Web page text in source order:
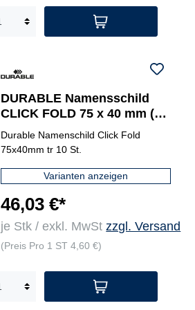
DURABLE Namensschild
CLICK FOLD 75 x 40 mm (B
x H)
Durable Namenschild Click Fold
75x40mm tr 10 St.
Varianten anzeigen
46,03 €*
je Stk / exkl. MwStzzgl. Versand
(Preis Pro 1 ST 4,60 €)